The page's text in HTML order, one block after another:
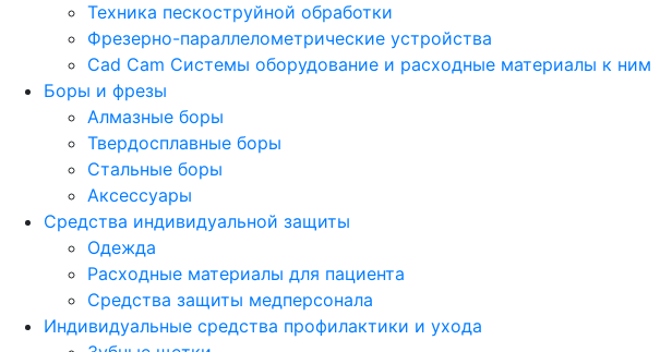
Техника пескоструйной обработки
Фрезерно-параллелометрические устройства
Cad Cam Системы оборудование и расходные материалы к ним
Боры и фрезы
Алмазные боры
Твердосплавные боры
Стальные боры
Аксессуары
Средства индивидуальной защиты
Одежда
Расходные материалы для пациента
Средства защиты медперсонала
Индивидуальные средства профилактики и ухода